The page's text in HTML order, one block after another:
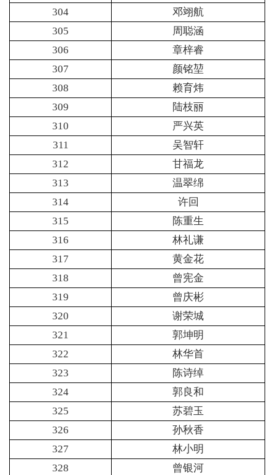
304
邓翊航
305
周聪涵
306
章梓睿
307
颜铭堃
308
赖育炜
309
陆枝丽
310
严兴英
311
吴智轩
312
甘福龙
313
温翠绵
314
许回
315
陈重生
316
林礼谦
317
黄金花
318
曾宪金
319
曾庆彬
320
谢荣城
321
郭坤明
322
林华首
323
陈诗绰
324
郭良和
325
苏碧玉
326
孙秋香
327
林小明
328
曾银河